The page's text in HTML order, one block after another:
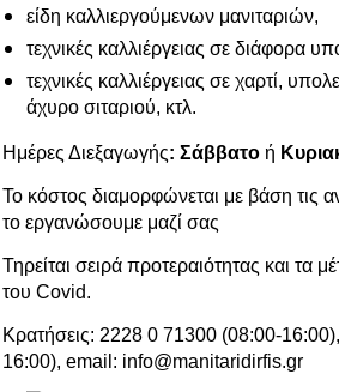
είδη καλλιεργούμενων μανιταριών,
τεχνικές καλλιέργειας σε διάφορα
τεχνικές καλλιέργειας σε χαρτί,
άχυρο σιταριού, κτλ.
Ημέρες Διεξαγωγής: Σάββατο ή
Το κόστος διαμορφώνεται με βάση τις
το εργανώσουμε μαζί σας
Τηρείται σειρά προτεραιότητας και τα
του Covid.
Κρατήσεις: 2228 0 71300 (08:00-
16:00), email: info@manitaridirfis.gr